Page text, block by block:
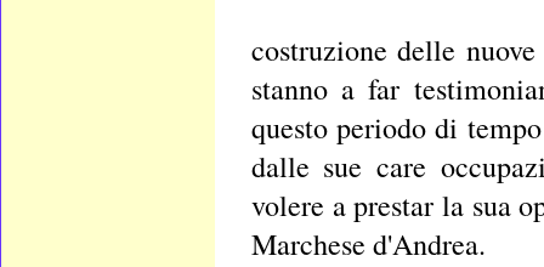
costruzione delle
stanno a far
questo periodo di
dalle sue care
volere a prestar la sua
Marchese d'Andrea.